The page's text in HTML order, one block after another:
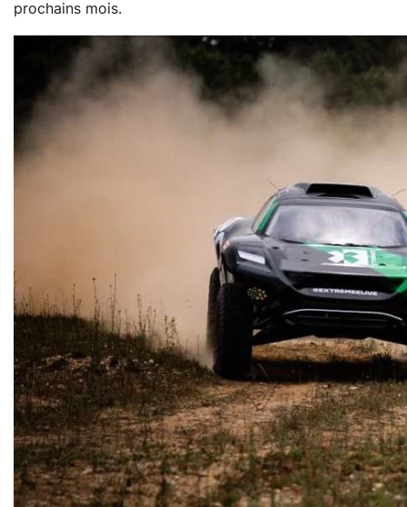
prochains mois.